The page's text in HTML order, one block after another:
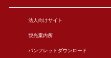
法人向けサイト
観光案内所
パンフレットダウンロード